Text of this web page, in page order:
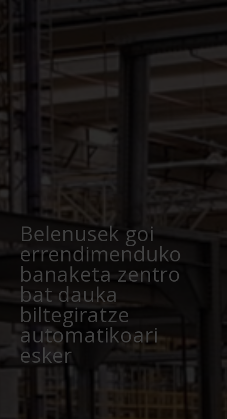
Belenusek goi
errendimenduko
banaketa zentro
bat dauka
biltegiratze
automatikoari
esker